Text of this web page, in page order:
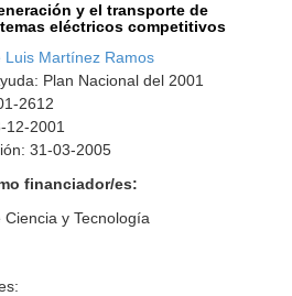
y el transporte de
eléctricos competitivos
Luis Martínez Ramos
Plan Nacional del 2001
2612
12-2001
31-03-2005
financiador/es:
Ciencia y Tecnología